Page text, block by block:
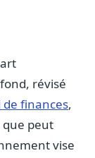
révisé
de finances,
que peut
vise